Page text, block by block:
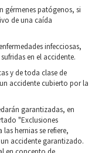
gérmenes patógenos, si
de una caída
infecciosas,
en el accidente.
y de toda clase de
accidente cubierto por la
garantizadas, en
"Exclusiones
hernias se refiere,
accidente garantizado.